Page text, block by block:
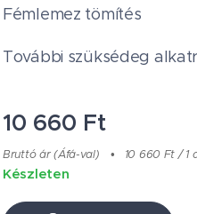
Fémlemez tömítés
További szüksédeg
10 660 Ft
Bruttó ár (Áfá-val) 10 660 Ft / 1
Készleten